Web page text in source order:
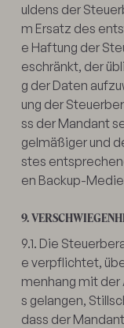
uldens der
m Ersatz des
e Haftung der
eschränkt, der
g der Daten
ung der
ss der Mandant
gelmäßiger und
stes
en Backup-
9.
9.1. Die
e verpflichtet,
menhang mit der
s gelangen,
dass der